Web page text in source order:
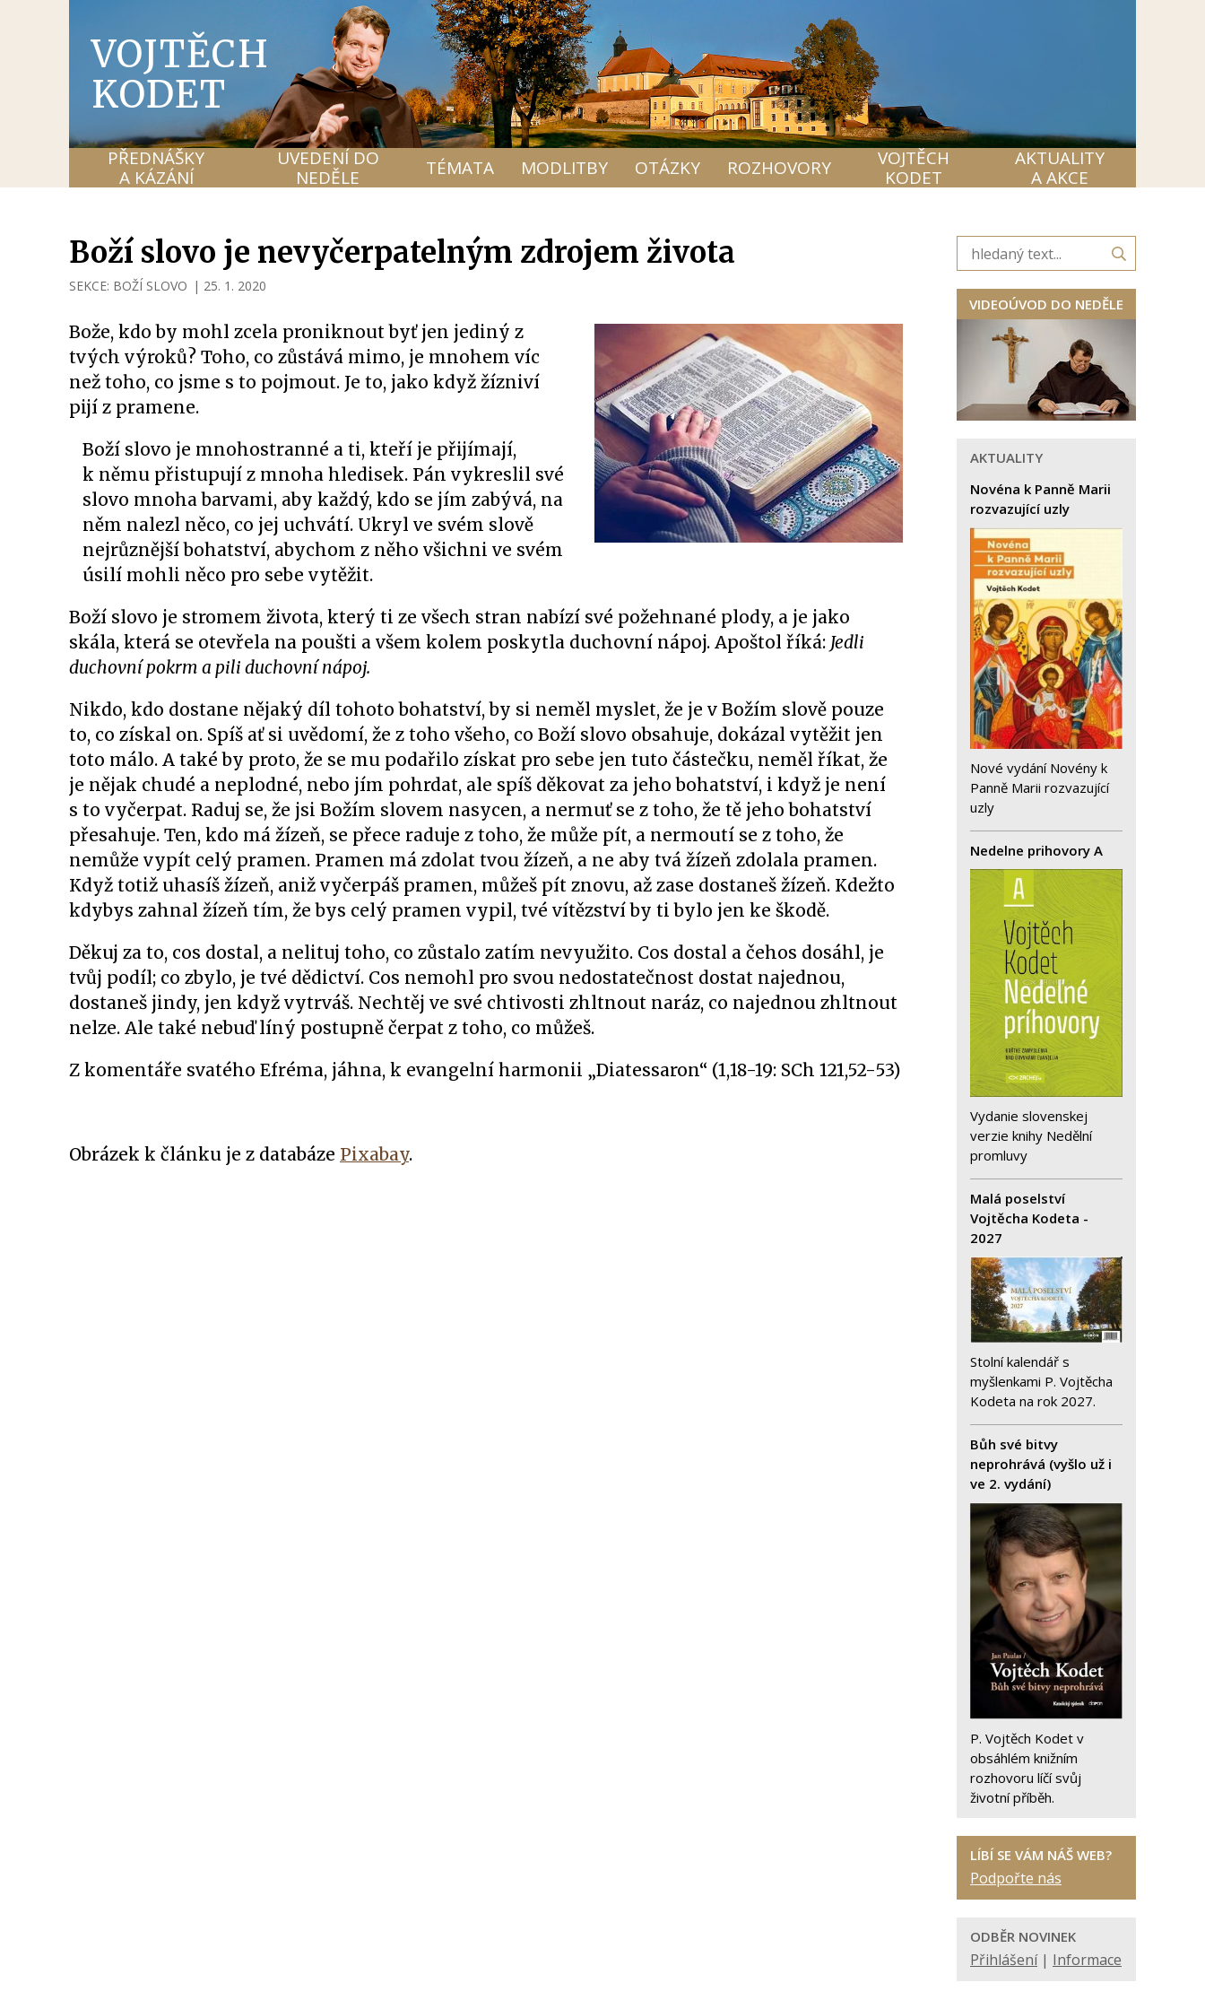
VOJTĚCH
KODET
PŘEDNÁŠKY
A KÁZÁNÍ
UVEDENÍ DO
NEDĚLE
TÉMATA MODLITBY OTÁZKY ROZHOVORY
VOJTĚCH
KODET
AKTUALITY
A AKCE
Boží slovo je nevyčerpatelným zdrojem života
SEKCE: BOŽÍ SLOVO | 25. 1. 2020
Bože, kdo by mohl zcela proniknout byť jen jediný z
tvých výroků? Toho, co zůstává mimo, je mnohem víc
než toho, co jsme s to pojmout. Je to, jako když žízniví
pijí z pramene.
Boží slovo je mnohostranné a ti, kteří je přijímají,
k němu přistupují z mnoha hledisek. Pán vykreslil své
slovo mnoha barvami, aby každý, kdo se jím zabývá, na
něm nalezl něco, co jej uchvátí. Ukryl ve svém slově
nejrůznější bohatství, abychom z něho všichni ve svém
úsilí mohli něco pro sebe vytěžit.
Boží slovo je stromem života, který ti ze všech stran nabízí své požehnané plody, a je jako
skála, která se otevřela na poušti a všem kolem poskytla duchovní nápoj. Apoštol říká: Jedli
duchovní pokrm a pili duchovní nápoj.
Nikdo, kdo dostane nějaký díl tohoto bohatství, by si neměl myslet, že je v Božím slově pouze
to, co získal on. Spíš ať si uvědomí, že z toho všeho, co Boží slovo obsahuje, dokázal vytěžit jen
toto málo. A také by proto, že se mu podařilo získat pro sebe jen tuto částečku, neměl říkat, že
je nějak chudé a neplodné, nebo jím pohrdat, ale spíš děkovat za jeho bohatství, i když je není
s to vyčerpat. Raduj se, že jsi Božím slovem nasycen, a nermuť se z toho, že tě jeho bohatství
přesahuje. Ten, kdo má žízeň, se přece raduje z toho, že může pít, a nermoutí se z toho, že
nemůže vypít celý pramen. Pramen má zdolat tvou žízeň, a ne aby tvá žízeň zdolala pramen.
Když totiž uhasíš žízeň, aniž vyčerpáš pramen, můžeš pít znovu, až zase dostaneš žízeň. Kdežto
kdybys zahnal žízeň tím, že bys celý pramen vypil, tvé vítězství by ti bylo jen ke škodě.
Děkuj za to, cos dostal, a nelituj toho, co zůstalo zatím nevyužito. Cos dostal a čehos dosáhl, je
tvůj podíl; co zbylo, je tvé dědictví. Cos nemohl pro svou nedostatečnost dostat najednou,
dostaneš jindy, jen když vytrváš. Nechtěj ve své chtivosti zhltnout naráz, co najednou zhltnout
nelze. Ale také nebuď líný postupně čerpat z toho, co můžeš.
Z komentáře svatého Efréma, jáhna, k evangelní harmonii „Diatessaron“ (1,18-19: SCh 121,52-53)
Obrázek k článku je z databáze Pixabay.
VIDEOÚVOD DO NEDĚLE
AKTUALITY
Novéna k Panně Marii
rozvazující uzly
Nové vydání Novény k
Panně Marii rozvazující
uzly
Nedelne prihovory A
Vydanie slovenskej
verzie knihy Nedělní
promluvy
Malá poselství
Vojtěcha Kodeta -
2027
Stolní kalendář s
myšlenkami P. Vojtěcha
Kodeta na rok 2027.
Bůh své bitvy
neprohrává (vyšlo už i
ve 2. vydání)
P. Vojtěch Kodet v
obsáhlém knižním
rozhovoru líčí svůj
životní příběh.
LÍBÍ SE VÁM NÁŠ WEB?
Podpořte nás
ODBĚR NOVINEK
Přihlášení| Informace